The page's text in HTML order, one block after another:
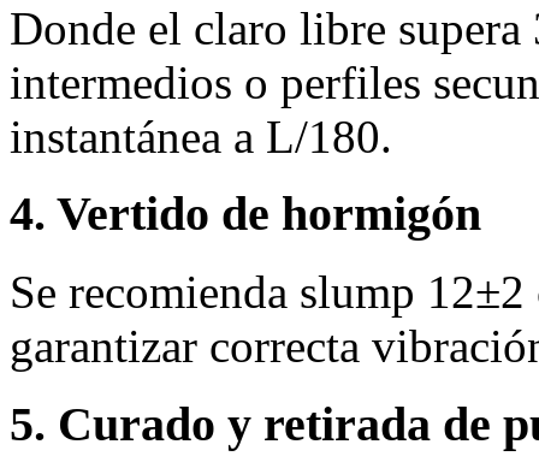
Donde el claro libre supera
intermedios o perfiles
instantánea a L/180.
4. Vertido de hormigón
Se recomienda slump
garantizar correcta
5. Curado y retirada de